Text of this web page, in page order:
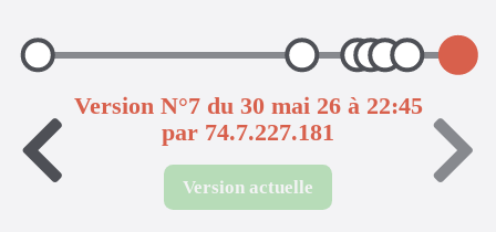
Version N°7 du 30 mai 26 à 22:45
par 74.7.227.181
Version actuelle